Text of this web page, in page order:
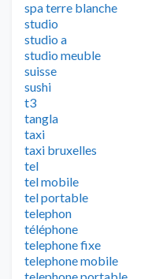
spa terre blanche
studio
studio a
studio meuble
suisse
sushi
t3
tangla
taxi
taxi bruxelles
tel
tel mobile
tel portable
telephon
téléphone
telephone fixe
telephone mobile